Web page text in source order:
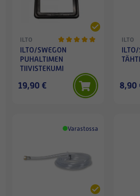
ILTO
ILTO/SWEGON
PUHALTIMEN
TIIVISTEKUMI
19,90 €
ILTO
ILTO/
8,90
Varastossa